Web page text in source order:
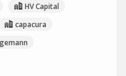
HV Capital
capacura